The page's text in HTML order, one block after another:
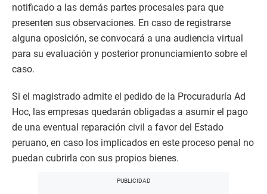
notificado a las demás partes procesales para que
presenten sus observaciones. En caso de registrarse
alguna oposición, se convocará a una audiencia virtual
para su evaluación y posterior pronunciamiento sobre el
caso.
Si el magistrado admite el pedido de la Procuraduría Ad
Hoc, las empresas quedarán obligadas a asumir el pago
de una eventual reparación civil a favor del Estado
peruano, en caso los implicados en este proceso penal no
puedan cubrirla con sus propios bienes.